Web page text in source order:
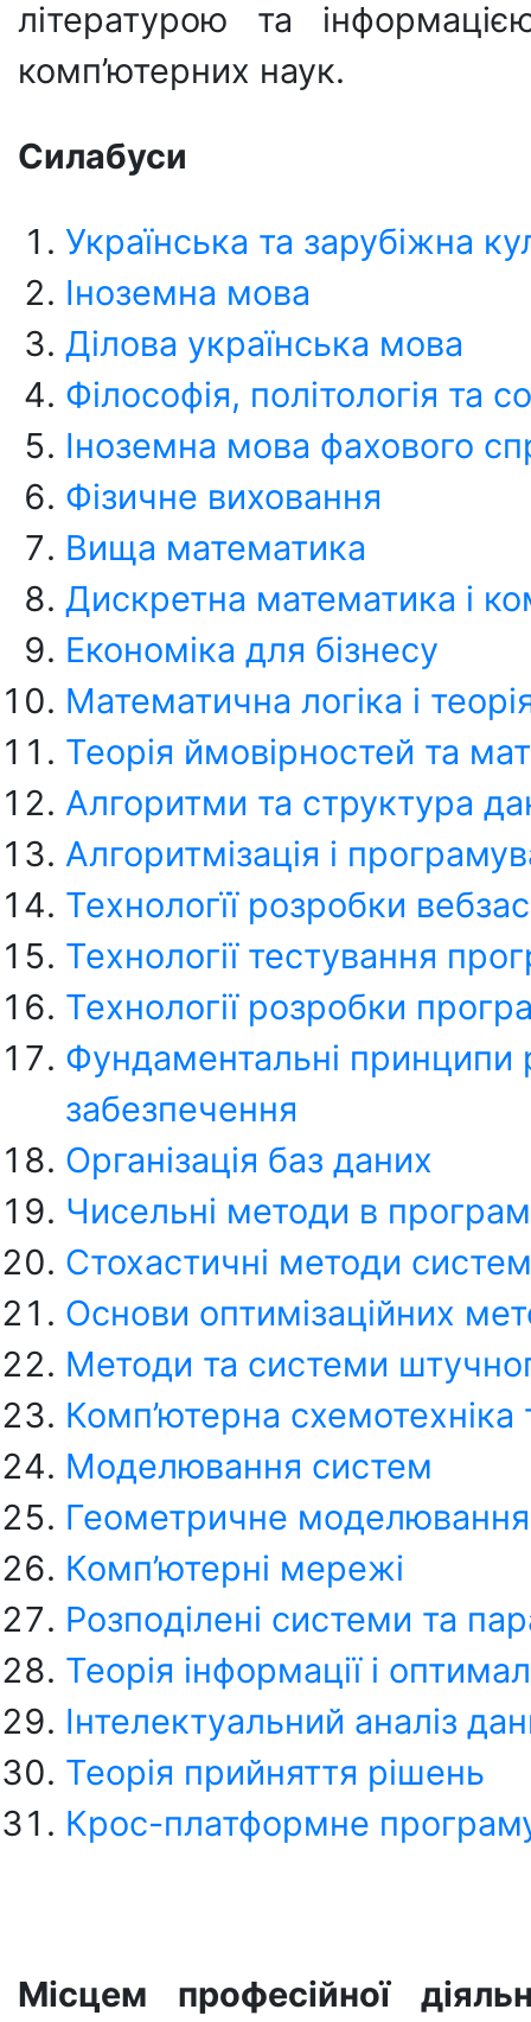
літературою та
комп’ютерних наук.
Силабуси
Українська та зарубіжна
Іноземна мова
Ділова українська мова
Філософія, політологія та
Іноземна мова фахового
Фізичне виховання
Вища математика
Дискретна математика і
Економіка для бізнесу
Математична логіка і
Теорія ймовірностей та
Алгоритми та структура
Алгоритмізація і
Технологїї розробки
Технології тестування
Технології розробки
Фундаментальні принципи
забезпечення
Організація баз даних
Чисельні методи в
Стохастичні методи
Основи оптимізаційних
Методи та системи
Комп’ютерна схемотехніка
Моделювання систем
Геометричне моделювання
Комп’ютерні мережі
Розподілені системи та
Теорія інформації і
Інтелектуальний аналіз
Теорія прийняття рішень
Крос-платформне
Місцем професійної